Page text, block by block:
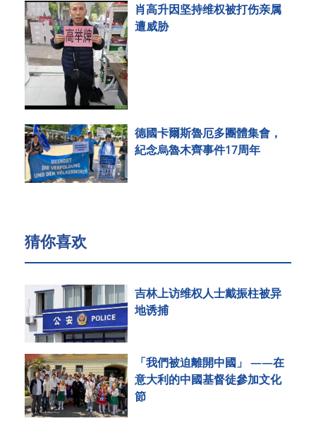
肖高升因坚持维权被打伤亲属
遭威胁
德國卡爾斯魯厄多團體集會，
紀念烏魯木齊事件17周年
猜你喜欢
吉林上访维权人士戴振柱被异
地诱捕
「我們被迫離開中國」 ——在
意大利的中國基督徒參加文化
節